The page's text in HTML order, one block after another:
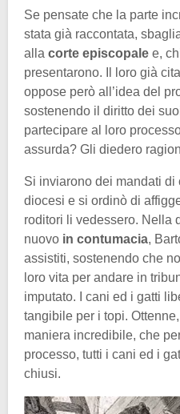
Se pensate che la parte
stata già raccontata,
alla corte episcopale e,
presentarono. Il loro già
oppose però all’idea del
sostenendo il diritto dei
partecipare al loro
assurda? Gli diedero
Si inviarono dei mandati di
diocesi e si ordinò di
roditori li vedessero. Nella
nuovo in contumacia,
assistiti, sostenendo che
loro vita per andare in
imputato. I cani ed i gatti
tangibile per i topi.
maniera incredibile, che
processo, tutti i cani ed i
chiusi.